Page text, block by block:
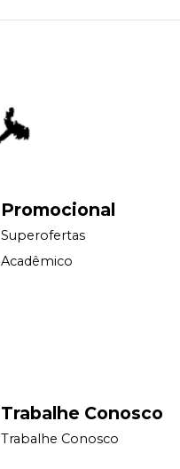
Promocional
Superofertas
Acadêmico
Trabalhe Conosco
Trabalhe Conosco